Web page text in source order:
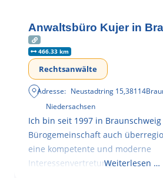
Anwaltsbüro Kujer in
466.33 km
Rechtsanwälte
Adresse: Neustadtring 15,38114
Niedersachsen
Ich bin seit 1997 in
Bürogemeinschaft auch
eine kompetente und moderne
Interessenvertretung,Weiterlesen …